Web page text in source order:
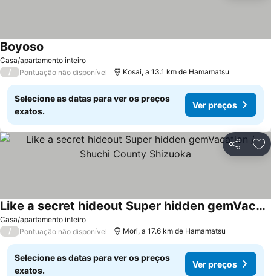
Casa/apartamento inteiro
Boyoso
/ Pontuação não disponível Kosai, a 13.1 km de Hamamatsu
Selecione as datas para ver os preços
exatos.
Ver preços
Partilhar
Casa/apartamento inteiro
Like a secret hideout Super hidden gemVacation / Shuchi County Shizuoka
Ver preços
/ Pontuação não disponível Mori, a 17.6 km de Hamamatsu
Selecione as datas para ver os preços
exatos.
Ver preços